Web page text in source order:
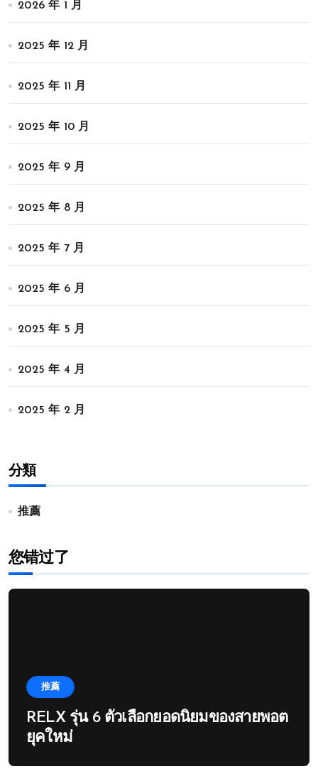
2026 年 1 月
2025 年 12 月
2025 年 11 月
2025 年 10 月
2025 年 9 月
2025 年 8 月
2025 年 7 月
2025 年 6 月
2025 年 5 月
2025 年 4 月
2025 年 2 月
分類
推薦
您错过了
推薦
RELX รุ่น 6 ตัวเลือกยอดนิยมของสายพอต
ยุคใหม่